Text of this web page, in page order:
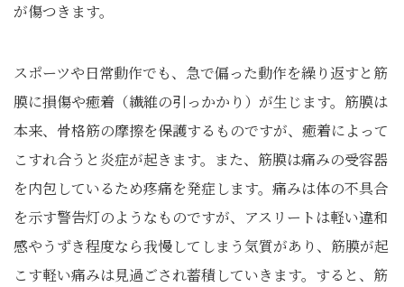
が傷つきます。
スポーツや日常動作でも、急で偏った動作を繰り返すと筋
膜に損傷や癒着（繊維の引っかかり）が生じます。筋膜は
本来、骨格筋の摩擦を保護するものですが、癒着によって
こすれ合うと炎症が起きます。また、筋膜は痛みの受容器
を内包しているため疼痛を発症します。痛みは体の不具合
を示す警告灯のようなものですが、アスリートは軽い違和
感やうずき程度なら我慢してしまう気質があり、筋膜が起
こす軽い痛みは見過ごされ蓄積していきます。すると、筋